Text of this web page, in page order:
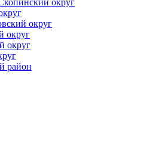
округ
округ
округ
округ
район